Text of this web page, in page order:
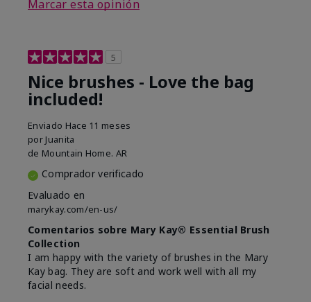
Marcar esta opinión
5
Nice brushes - Love the bag
included!
Enviado Hace 11 meses
por Juanita
de Mountain Home. AR
Comprador verificado
Evaluado en
marykay.com/en-us/
Comentarios sobre Mary Kay® Essential Brush
Collection
I am happy with the variety of brushes in the Mary
Kay bag. They are soft and work well with all my
facial needs.